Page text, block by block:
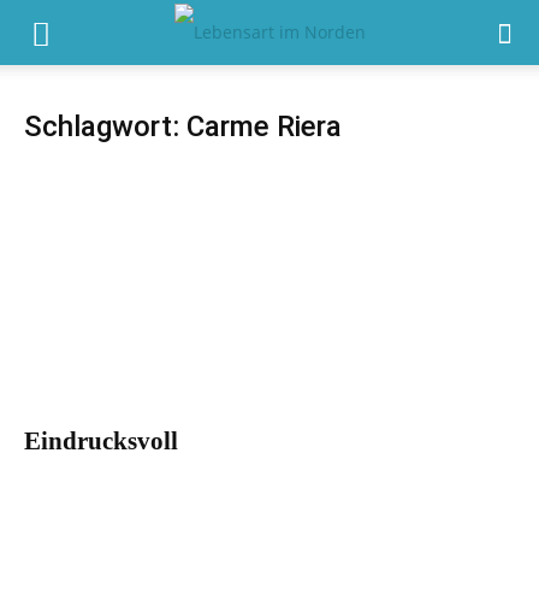
Schlagwort: Carme Riera
Eindrucksvoll